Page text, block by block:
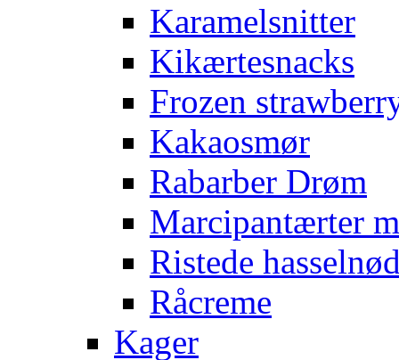
Karamelsnitter
Kikærtesnacks
Frozen
Kakaosmør
Rabarber Drøm
Marcipantærter
Ristede
Råcreme
Kager